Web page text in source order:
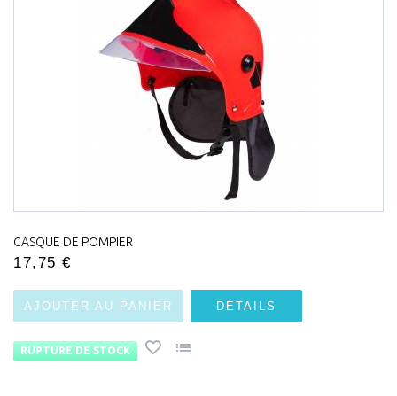
CASQUE DE POMPIER
17,75 €
AJOUTER AU PANIER DÉTAILS
RUPTURE DE STOCK